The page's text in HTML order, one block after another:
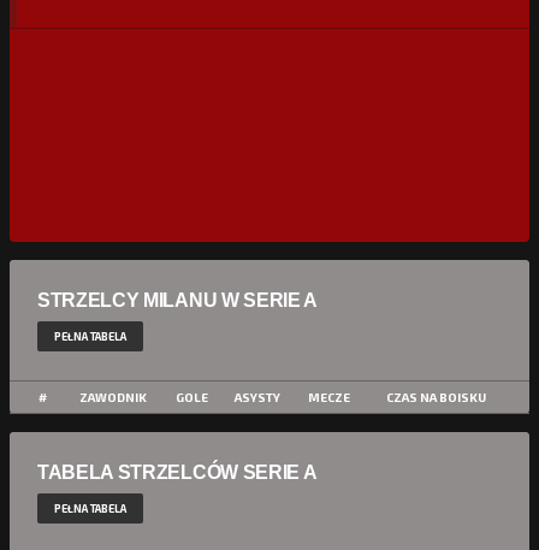
STRZELCY MILANU W SERIE A
PEŁNA TABELA
# ZAWODNIK GOLE ASYSTY MECZE CZAS NA BOISKU
TABELA STRZELCÓW SERIE A
PEŁNA TABELA